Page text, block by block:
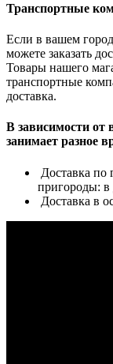
Транспортные
Если в вашем
можете заказать
Товары нашего
транспортные
доставка.
В зависимости от
занимает разное
Доставка по
пригороды: в
Доставка в